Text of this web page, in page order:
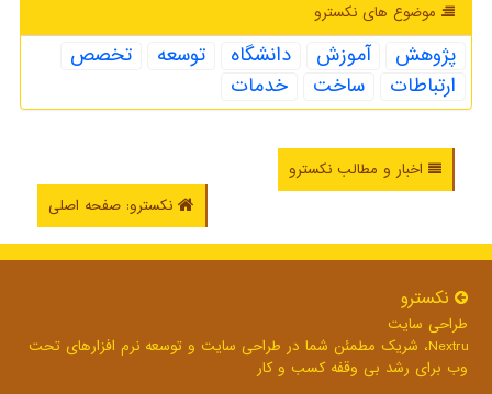
موضوع های نكسترو
پژوهش آموزش دانشگاه توسعه
تخصص
ارتباطات
ساخت خدمات
اخبار و مطالب نکسترو
نکسترو: صفحه اصلی
نكسترو
طراحی سایت
Nextru، شریک مطمئن شما در طراحی سایت و توسعه نرم افزارهای تحت
وب برای رشد بی وقفه کسب و کار